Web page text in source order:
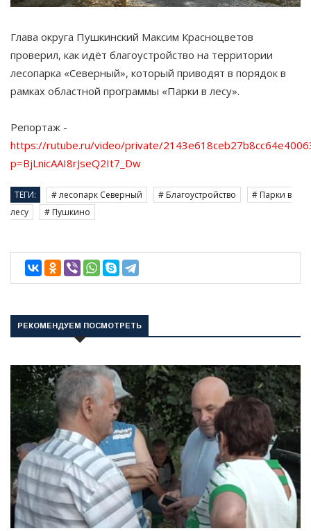
Глава округа Пушкинский Максим Красноцветов
проверил, как идёт благоустройство на территории
лесопарка «Северный», который приводят в порядок в
рамках областной программы «Парки в лесу».
Репортаж -
https://rutube.ru/video/private/
p=BjLnicAAI8rJseQ2It7_Dw
ТЕГИ: # лесопарк Северный # Благоустройство
# Парки в
лесу
# Пушкино
РЕКОМЕНДУЕМ ПОСМОТРЕТЬ